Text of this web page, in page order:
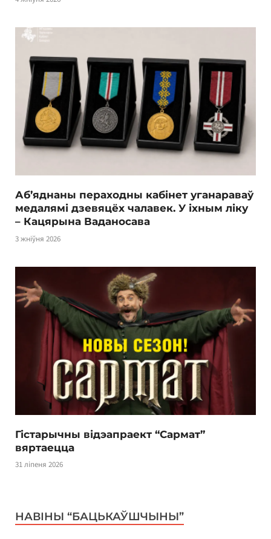
Аб’яднаны пераходны кабінет уганараваў
медалямі дзевяцёх чалавек. У іхным ліку
– Кацярына Ваданосава
3 жніўня 2026
Гістарычны відэапраект “Сармат”
вяртаецца
31 ліпеня 2026
НАВІНЫ “БАЦЬКАЎШЧЫНЫ”